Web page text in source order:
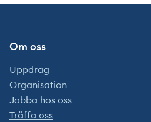
Om oss
Uppdrag
Organisation
Jobba hos oss
Träffa oss